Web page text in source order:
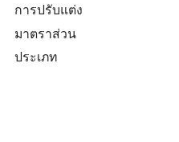
การปรับแต่ง
มาตราส่วน
ประเภท